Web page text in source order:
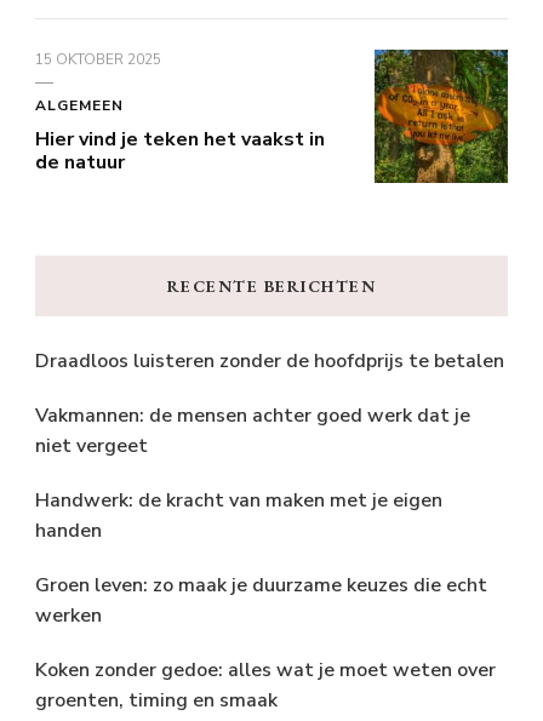
15 OKTOBER 2025
ALGEMEEN
Hier vind je teken het vaakst in
de natuur
RECENTE BERICHTEN
Draadloos luisteren zonder de hoofdprijs te betalen
Vakmannen: de mensen achter goed werk dat je
niet vergeet
Handwerk: de kracht van maken met je eigen
handen
Groen leven: zo maak je duurzame keuzes die echt
werken
Koken zonder gedoe: alles wat je moet weten over
groenten, timing en smaak